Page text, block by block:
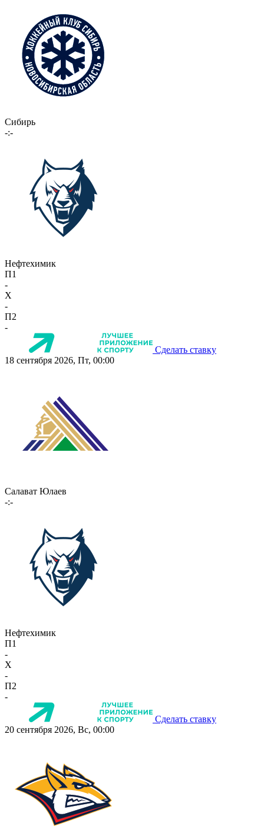
Сибирь
-:-
Нефтехимик
П1
-
X
-
П2
-
Сделать ставку
18 сентября 2026, Пт, 00:00
Салават Юлаев
-:-
Нефтехимик
П1
-
X
-
П2
-
Сделать ставку
20 сентября 2026, Вс, 00:00